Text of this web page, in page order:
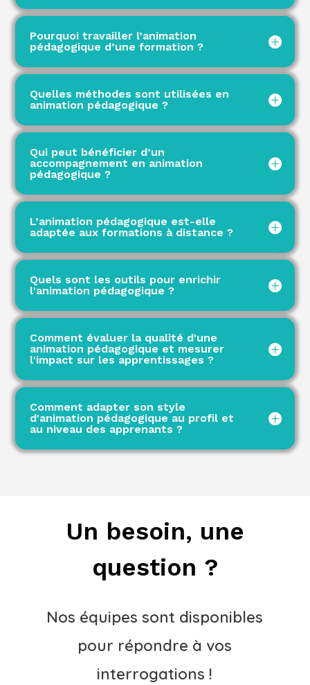
Pourquoi travailler l’animation
pédagogique d’une formation ?
Quelles méthodes sont utilisées en
animation pédagogique ?
Qui peut bénéficier d’un
accompagnement en animation
pédagogique ?
L’animation pédagogique est-elle
adaptée aux formations à distance ?
Quels sont les outils pour enrichir
l'animation pédagogique ?
Comment évaluer la qualité d'une
animation pédagogique et mesurer
l'impact sur les apprentissages ?
Comment adapter son style
d'animation pédagogique au profil et
au niveau des apprenants ?
Un besoin, une
question ?
Nos équipes sont disponibles
pour répondre à vos
interrogations !